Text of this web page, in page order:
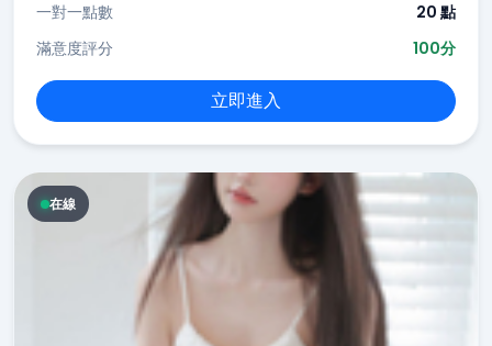
一對一點數
20 點
滿意度評分
100分
立即進入
在線